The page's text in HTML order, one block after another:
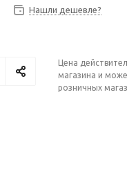
Нашли дешевле?
Цена
магазина и
розничных